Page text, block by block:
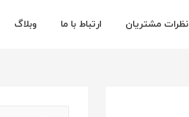
نظرات مشتریان ارتباط با ما وبلاگ